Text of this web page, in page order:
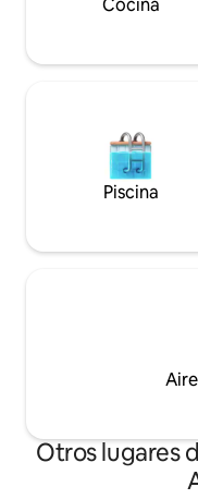
Cocina
Piscina
Otros lugares